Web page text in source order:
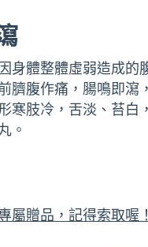
身體整體虛弱造成的
臍腹作痛，腸鳴即瀉
寒肢冷，舌淡、苔白
。
屬贈品，記得索取喔！